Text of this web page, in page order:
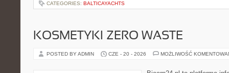
CATEGORIES: BALTICAYACHTS
KOSMETYKI ZERO WASTE
POSTED BY ADMIN CZE - 20 - 2026 MOŻLIWOŚĆ